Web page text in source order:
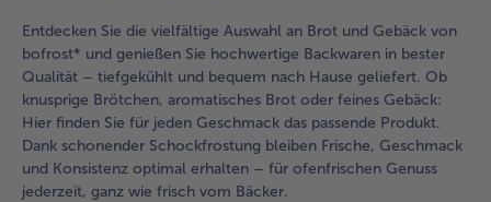
in
der
Liste.
Entdecken Sie die vielfältige Auswahl an Brot und Gebäck von
bofrost* und genießen Sie hochwertige Backwaren in bester
Qualität – tiefgekühlt und bequem nach Hause geliefert. Ob
knusprige Brötchen, aromatisches Brot oder feines Gebäck:
Hier finden Sie für jeden Geschmack das passende Produkt.
Dank schonender Schockfrostung bleiben Frische, Geschmack
und Konsistenz optimal erhalten – für ofenfrischen Genuss
jederzeit, ganz wie frisch vom Bäcker.